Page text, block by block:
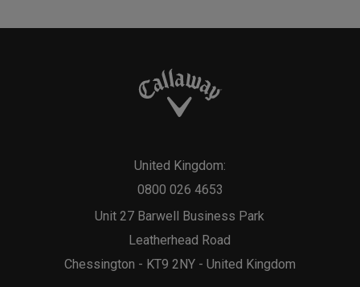
Unit 27 Barwell Business Park
Leatherhead Road
Chessington - KT9 2NY - United Kingdom
United Kingdom:
0800 026 4653